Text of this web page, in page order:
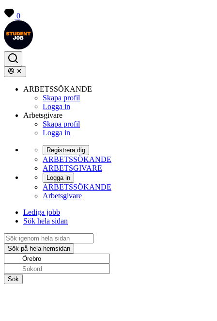
0
ARBETSSÖKANDE
Skapa profil
Logga in
Arbetsgivare
Skapa profil
Logga in
Registrera dig
ARBETSSÖKANDE
ARBETSGIVARE
Logga in
ARBETSSÖKANDE
Arbetsgivare
Lediga jobb
Sök hela sidan